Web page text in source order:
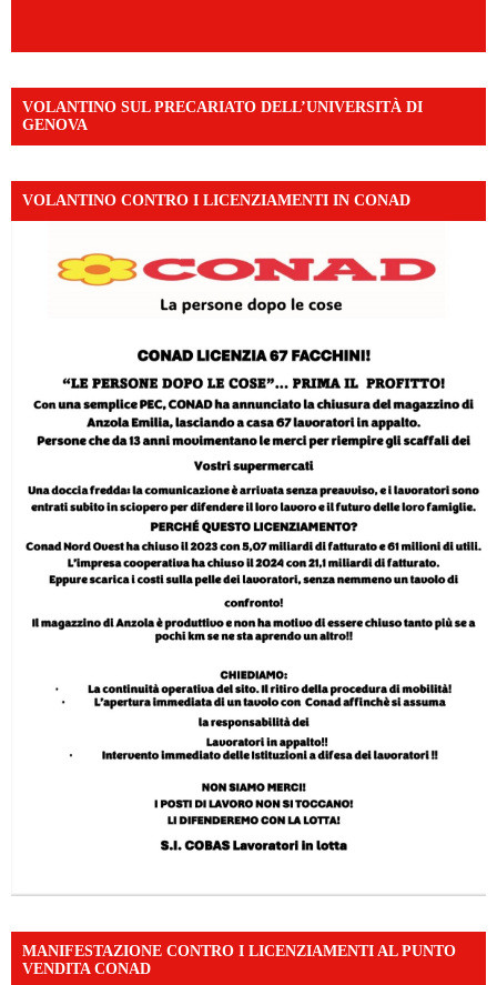
VOLANTINO SUL PRECARIATO DELL’UNIVERSITÀ DI
GENOVA
VOLANTINO CONTRO I LICENZIAMENTI IN CONAD
MANIFESTAZIONE CONTRO I LICENZIAMENTI AL PUNTO
VENDITA CONAD